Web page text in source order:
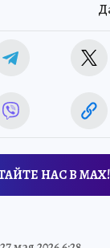
НАС В МАХ!